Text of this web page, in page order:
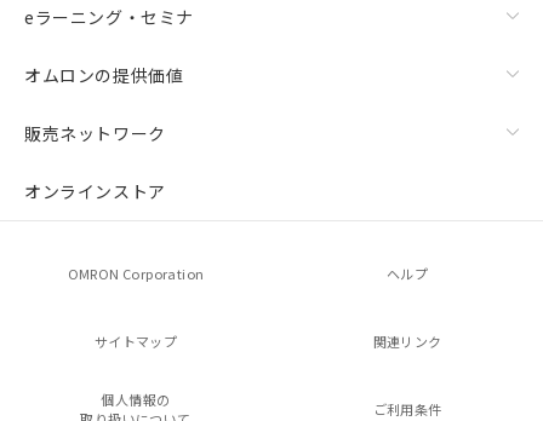
eラーニング・セミナ
オムロンの提供価値
販売ネットワーク
オンラインストア
OMRON Corporation ヘルプ
サイトマップ 関連リンク
個人情報の
ご利用条件